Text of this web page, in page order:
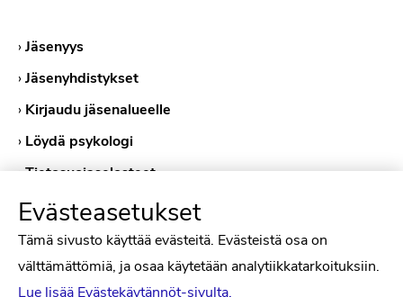
›Jäsenyys
›Jäsenyhdistykset
› Kirjaudu jäsenalueelle
› Löydä psykologi
›Tietosuojaselosteet
›Evästekäytännöt
Evästeasetukset
Tämä sivusto käyttää evästeitä. Evästeistä osa on
välttämättömiä, ja osaa käytetään analytiikkatarkoituksiin.
Lue lisää Evästekäytännöt-sivulta.